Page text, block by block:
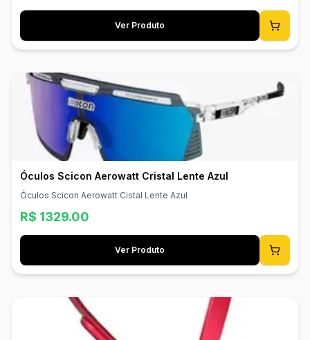
Ver Produto
Óculos Scicon Aerowatt Cristal Lente Azul
Óculos Scicon Aerowatt Cistal Lente Azul
R$ 1329.00
Ver Produto